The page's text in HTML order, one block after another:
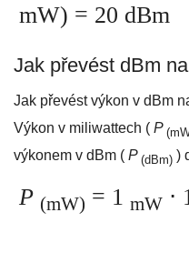
mW) = 20 dBm
Jak převést dBm
Jak převést výkon v dBm
Výkon v miliwattech ( P
výkonem v dBm ( P (dBm) )
P (mW) = 1 mW ⋅